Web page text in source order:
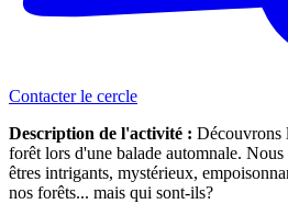
Contacter le cercle
Description de l'activité : Découvrons
forêt lors d'une balade automnale.
êtres intrigants, mystérieux,
nos forêts... mais qui sont-ils?